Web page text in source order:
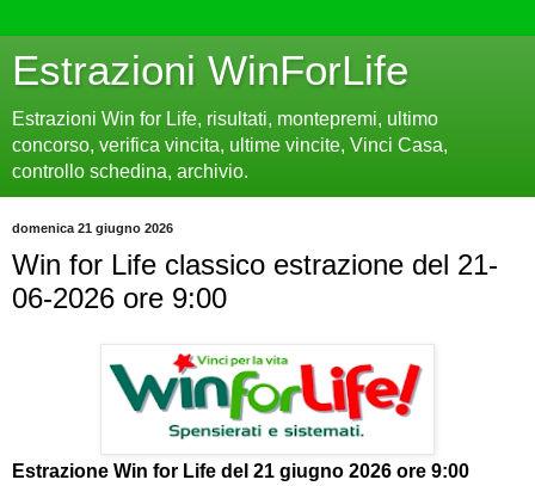
Estrazioni WinForLife
Estrazioni Win for Life, risultati, montepremi, ultimo
concorso, verifica vincita, ultime vincite, Vinci Casa,
controllo schedina, archivio.
domenica 21 giugno 2026
Win for Life classico estrazione del 21-
06-2026 ore 9:00
Estrazione Win for Life del 21 giugno 2026 ore 9:00